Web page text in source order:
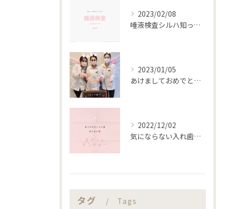
2023/02/08
唾液検査シルハ知ってますか？？
2023/01/05
あけましておめでとうございます。
2022/12/02
気にならない入れ歯あります‼️
タグ Tags